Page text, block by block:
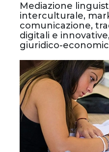
Mediazione
interculturale,
comunicazione,
digitali e
giuridico-